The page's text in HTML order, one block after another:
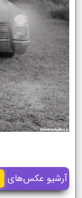
آرشیو عکس‌های